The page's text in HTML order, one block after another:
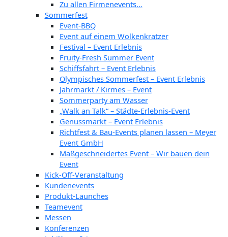
Zu allen Firmenevents…
Sommerfest
Event-BBQ
Event auf einem Wolkenkratzer
Festival – Event Erlebnis
Fruity-Fresh Summer Event
Schiffsfahrt – Event Erlebnis
Olympisches Sommerfest – Event Erlebnis
Jahrmarkt / Kirmes – Event
Sommerparty am Wasser
„Walk an Talk“ – Städte-Erlebnis-Event
Genussmarkt – Event Erlebnis
Richtfest & Bau-Events planen lassen – Meyer
Event GmbH
Maßgeschneidertes Event – Wir bauen dein
Event
Kick-Off-Veranstaltung
Kundenevents
Produkt-Launches
Teamevent
Messen
Konferenzen